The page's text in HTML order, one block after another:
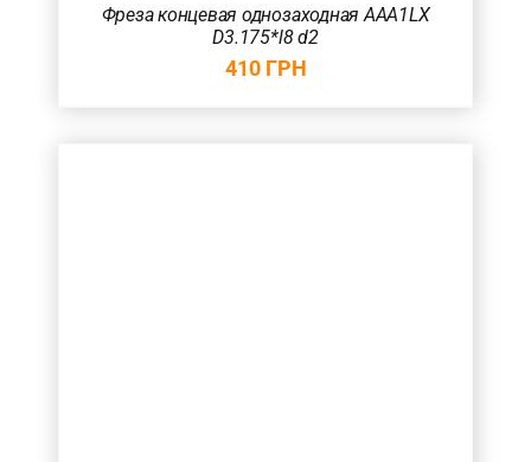
Фреза концевая однозаходная AAA1LX
D3.175*l8 d2
410 ГРН